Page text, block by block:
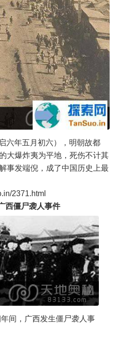
六年五月初六），明朝故都
大爆炸夷为平地，死伤不计其
事发端倪，成了中国历史上最
2371.html
西僵尸袭人事件
间，广西发生僵尸袭人事